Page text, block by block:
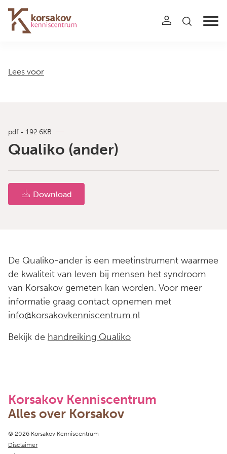
Navigation
Lees voor
pdf - 192.6KB
Qualiko (ander)
Download
De Qualiko-ander is een meetinstrument waarmee
de kwaliteit van leven bij mensen het syndroom
van Korsakov gemeten kan worden. Voor meer
informatie graag contact opnemen met
info@korsakovkenniscentrum.nl
Bekijk de handreiking Qualiko
Korsakov Kenniscentrum
Alles over Korsakov
Copyright navigation
© 2026 Korsakov Kenniscentrum
Disclaimer